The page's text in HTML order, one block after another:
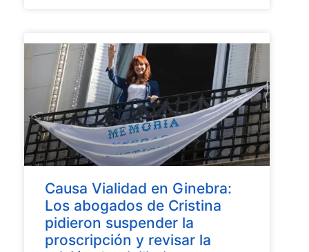
Causa Vialidad en Ginebra:
Los abogados de Cristina
pidieron suspender la
proscripción y revisar la